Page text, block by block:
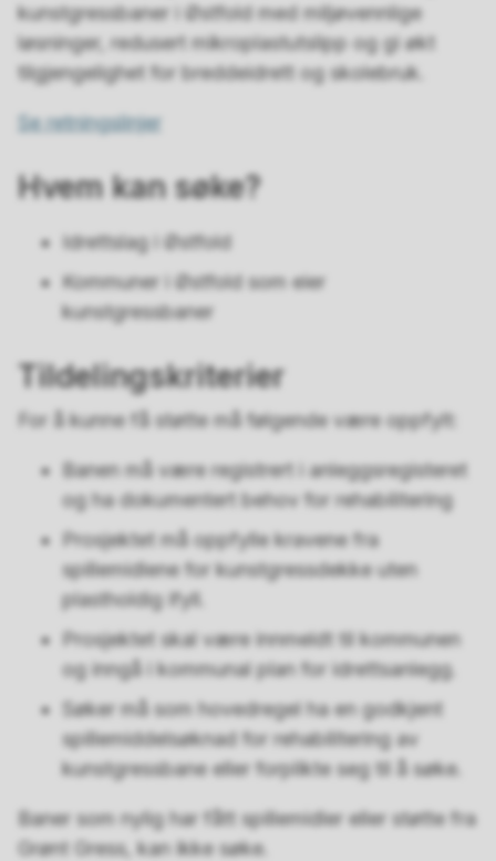
kunstgressbaner i Østfold med miljøvennlige
løsninger, redusert mikroplastutslipp og gi økt
tilgjengelighet for breddeidrett og skolebruk.
Se retningslinjer
Hvem kan søke?
Idrettslag i Østfold
Kommuner i Østfold som eier
kunstgressbaner
Tildelingskriterier
For å kunne få støtte må følgende være oppfylt:
Banen må være registrert i anleggsregisteret
og ha dokumentert behov for rehabilitering
Prosjektet må oppfylle kravene fra
spillemidlene for kunstgressdekke uten
plastholdig ifyll.
Prosjektet skal være innmeldt til kommunen
og inngå i kommunal plan for idrettsanlegg.
Søker må som hovedregel ha en godkjent
spillemiddelsøknad for rehabilitering av
kunstgressbane eller forplikte seg til å søke.
Baner som nylig har fått spillemidler eller støtte fra
Grønt Gress, kan ikke søke.